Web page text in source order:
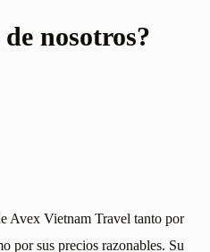
nosotros?